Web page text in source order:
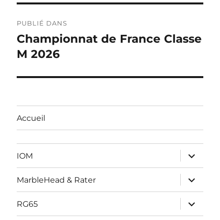
de
l’article
PUBLIÉ DANS
Championnat de France Classe
M 2026
Accueil
IOM
ouvrir
le
sous-
menu
MarbleHead & Rater
ouvrir
le
sous-
menu
RG65
ouvrir
le
sous-